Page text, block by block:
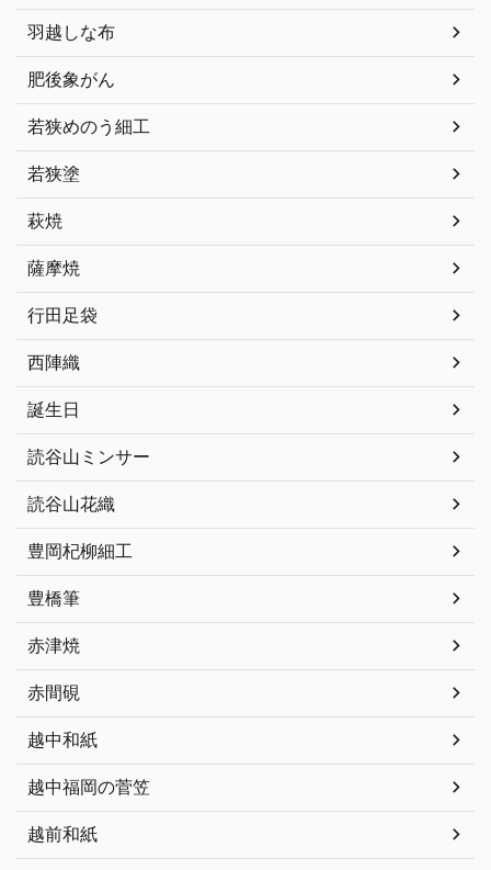
羽越しな布
肥後象がん
若狭めのう細工
若狭塗
萩焼
薩摩焼
行田足袋
西陣織
誕生日
読谷山ミンサー
読谷山花織
豊岡杞柳細工
豊橋筆
赤津焼
赤間硯
越中和紙
越中福岡の菅笠
越前和紙